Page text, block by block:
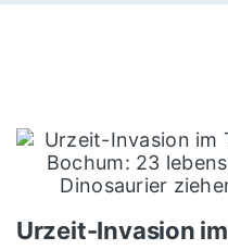
Urzeit-Invasion im